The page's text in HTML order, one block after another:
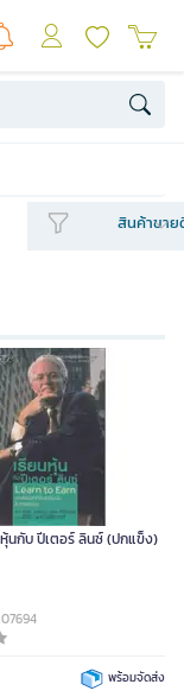
สินค้าขาย
นกับ ปีเตอร์ ลินซ์ (ปกแข็ง)
พร้อมจัดส่ง